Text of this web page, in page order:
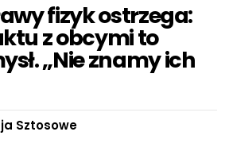
fizyk ostrzega:
z obcymi to
„Nie znamy ich
Sztosowe